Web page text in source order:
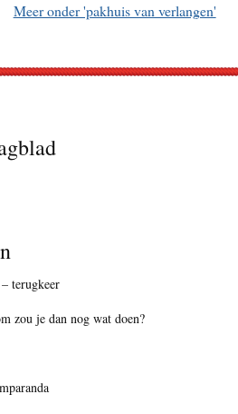
Meer onder 'pakhuis van verlangen'
terugkeer
zou je dan nog wat doen?